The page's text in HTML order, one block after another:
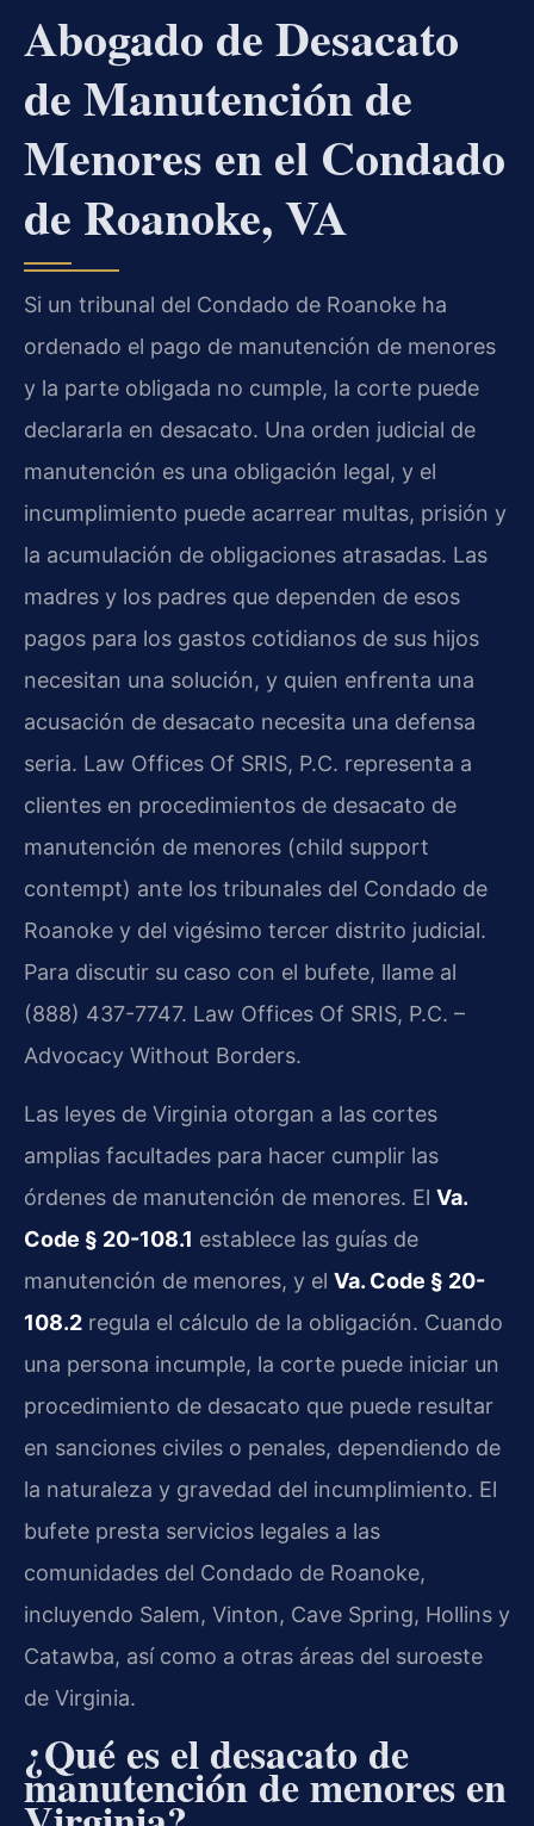
Abogado de Desacato
de Manutención de
Menores en el Condado
de Roanoke, VA
Si un tribunal del Condado de Roanoke ha
ordenado el pago de manutención de menores
y la parte obligada no cumple, la corte puede
declararla en desacato. Una orden judicial de
manutención es una obligación legal, y el
incumplimiento puede acarrear multas, prisión y
la acumulación de obligaciones atrasadas. Las
madres y los padres que dependen de esos
pagos para los gastos cotidianos de sus hijos
necesitan una solución, y quien enfrenta una
acusación de desacato necesita una defensa
seria. Law Offices Of SRIS, P.C. representa a
clientes en procedimientos de desacato de
manutención de menores (child support
contempt) ante los tribunales del Condado de
Roanoke y del vigésimo tercer distrito judicial.
Para discutir su caso con el bufete, llame al
(888) 437-7747. Law Offices Of SRIS, P.C. –
Advocacy Without Borders.
Las leyes de Virginia otorgan a las cortes
amplias facultades para hacer cumplir las
órdenes de manutención de menores. El Va.
Code § 20-108.1 establece las guías de
manutención de menores, y el Va. Code § 20-
108.2 regula el cálculo de la obligación. Cuando
una persona incumple, la corte puede iniciar un
procedimiento de desacato que puede resultar
en sanciones civiles o penales, dependiendo de
la naturaleza y gravedad del incumplimiento. El
bufete presta servicios legales a las
comunidades del Condado de Roanoke,
incluyendo Salem, Vinton, Cave Spring, Hollins y
Catawba, así como a otras áreas del suroeste
de Virginia.
¿Qué es el desacato de
manutención de menores en